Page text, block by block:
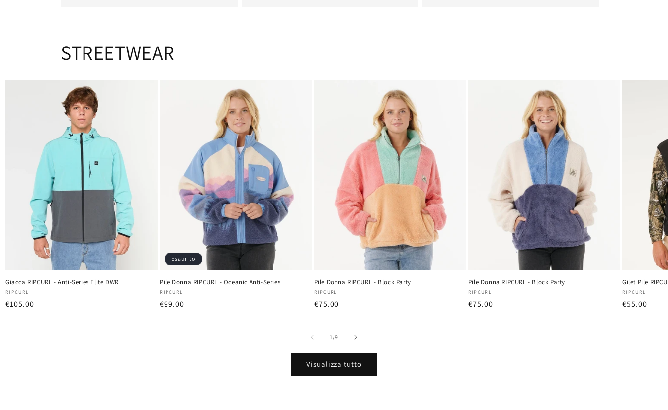
STREETWEAR
Giacca RIPCURL - Anti-Series Elite DWR
Produttore:
RIPCURL
Prezzo
€105.00
Esaurito
Pile Donna RIPCURL - Oceanic Anti-Series
Produttore:
RIPCURL
Prezzo
€99.00
Pile Donna RIPCURL - Block Party
Produttore:
RIPCURL
Prezzo
€75.00
Pile Donna RIPCURL - Block Party
Produttore:
RIPCURL
Prezzo
€75.00
Gilet Pile
Produttore:
RIPCURL
Prezzo
€55.00
1 /su
9
Visualizza tutto